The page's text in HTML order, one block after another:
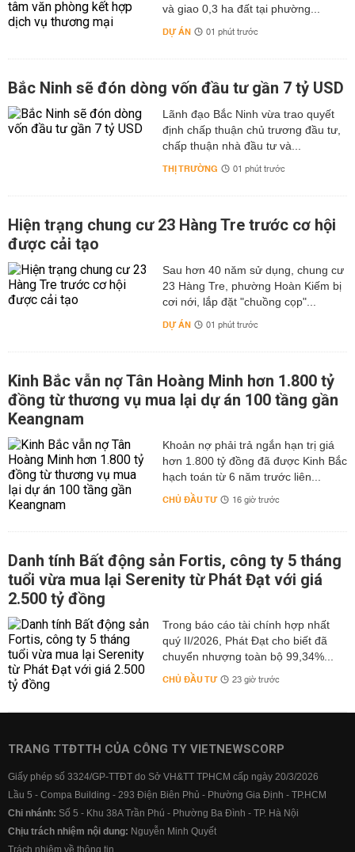
và giao 0,3 ha đất tại phường...
DỰ ÁN 01 phút trước
Bắc Ninh sẽ đón dòng vốn đầu tư gần 7 tỷ USD
Lãnh đạo Bắc Ninh vừa trao quyết
định chấp thuận chủ trương đầu tư,
chấp thuận nhà đầu tư và...
THỊ TRƯỜNG 01 phút trước
Hiện trạng chung cư 23 Hàng Tre trước cơ hội
được cải tạo
Sau hơn 40 năm sử dụng, chung cư
23 Hàng Tre, phường Hoàn Kiếm bị
cơi nới, lắp đặt "chuồng cọp"...
DỰ ÁN 01 phút trước
Kinh Bắc vẫn nợ Tân Hoàng Minh hơn 1.800 tỷ
đồng từ thương vụ mua lại dự án 100 tầng gần
Keangnam
hơn 1.800 tỷ đồng đã được Kinh Bắc
hạch toán từ 6 năm trước liên...
CHỦ ĐẦU TƯ 16 giờ trước
Danh tính Bất động sản Fortis, công ty 5 tháng
tuổi vừa mua lại Serenity từ Phát Đạt với giá
2.500 tỷ đồng
Trong báo cáo tài chính hợp nhất
quý II/2026, Phát Đạt cho biết đã
chuyển nhượng toàn bộ 99,34%...
CHỦ ĐẦU TƯ 23 giờ trước
TRANG TTĐTTH CỦA CÔNG TY VIETNEWSCORP
Giấy phép số 3324/GP-TTĐT do Sở VH&TT TPHCM cấp ngày 20/3/2026
Lầu 5 - Compa Building - 293 Điện Biên Phủ - Phường Gia Định - TP.HCM
Chi nhánh: Số 5 - Khu 38A Trần Phú - Phường Ba Đình - TP. Hà Nội
Chịu trách nhiệm nội dung: Nguyễn Minh Quyết
Trách nhiệm về thông tin